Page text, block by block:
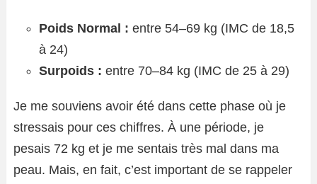
Poids Normal : entre 54–69 kg (IMC de 18,5
à 24)
Surpoids : entre 70–84 kg (IMC de 25 à 29)
Je me souviens avoir été dans cette phase où je
stressais pour ces chiffres. À une période, je
pesais 72 kg et je me sentais très mal dans ma
peau. Mais, en fait, c’est important de se rappeler